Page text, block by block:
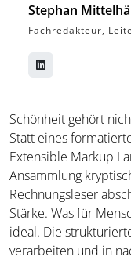
Stephan
Fachredakteur,
Schönheit gehört
Statt eines
Extensible Markup
Ansammlung
Rechnungsleser
Stärke. Was für
ideal. Die
verarbeiten und in